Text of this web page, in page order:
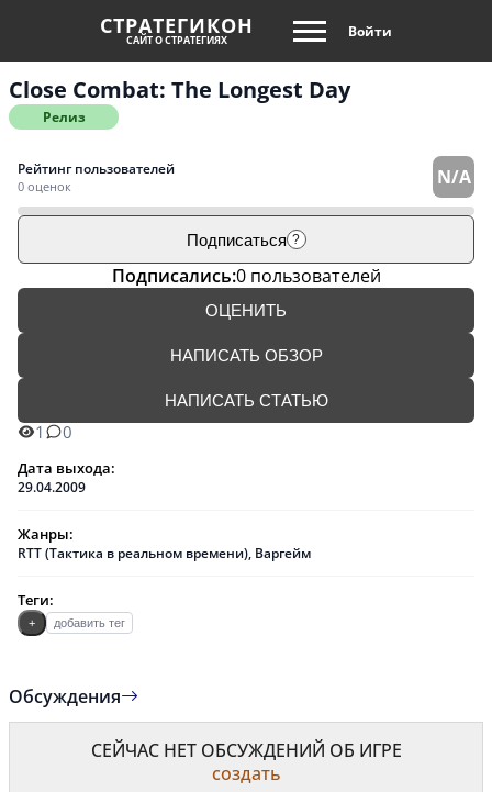
СТРАТЕГИКОН
САЙТ О СТРАТЕГИЯХ Войти
Close Combat: The Longest Day
Релиз
Рейтинг пользователей
0 оценок N/A
Подписаться ?
Подписались:0 пользователей
ОЦЕНИТЬ
НАПИСАТЬ ОБЗОР
НАПИСАТЬ СТАТЬЮ
1 0
Дата выхода:
29.04.2009
Жанры:
RTT (Тактика в реальном времени), Варгейм
Теги:
+ добавить тег
Обсуждения
СЕЙЧАС НЕТ ОБСУЖДЕНИЙ ОБ ИГРЕ
создать